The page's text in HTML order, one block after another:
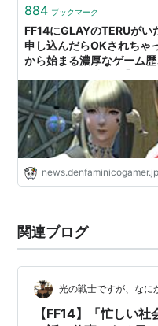
884 ブックマーク
FF14にGLAYのTERUがい
申し込んだらOKされちゃ
から始まる濃厚なゲーム
父さん」マイディー】
news.denfaminicogamer.jp
関連ブログ
光の戦士ですが、なに
【FF14】「忙しい